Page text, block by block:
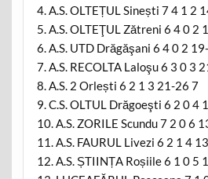
4. A.S. OLTEȚUL Sinești 7 4 1 2
5. A.S. OLTEŢUL Zătreni 6 4 0 2
6. A.S. UTD Drăgăşani 6 4 0 2
7. A.S. RECOLTA Laloşu 6 3 0 3
8. A.S. 2 Orlești 6 2 1 3 21-26 7
9. C.S. OLTUL Drăgoeşti 6 2 0 4
10. A.S. ZORILE Scundu 7 2 0 6
11. A.S. FAURUL Livezi 6 2 1 4
12. A.S. ȘTIINȚA Roșiile 6 1 0 5